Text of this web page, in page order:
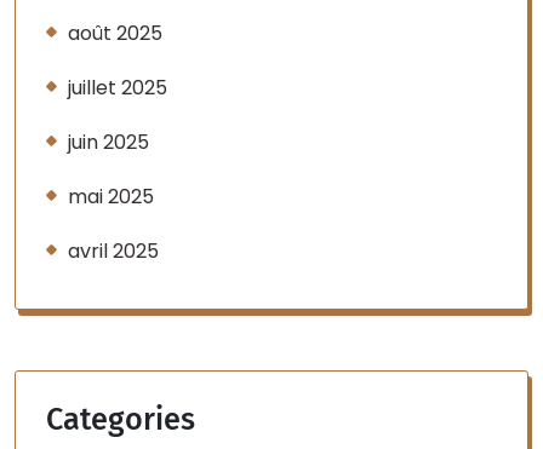
août 2025
juillet 2025
juin 2025
mai 2025
avril 2025
Categories